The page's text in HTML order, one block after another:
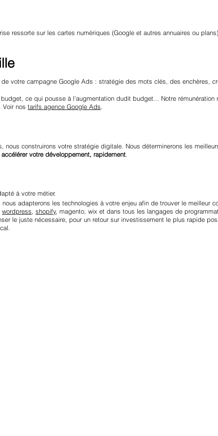
ressorte sur les cartes numériques (Google et autres annuaires ou
votre campagne Google Ads : stratégie des mots clés, des enchères,
ce qui pousse à l'augmentation dudit budget... Notre
Voir nostarifs agence Google Ads.
construirons votre stratégie digitale. Nous déterminerons les
accélérer votre développement, rapidement.
à votre métier.
adapterons les technologies à votre enjeu afin de trouver le meilleur
wordpress,shopify, magento, wix et dans tous les langages de
le juste nécessaire, pour un retour sur investissement le plus rapide